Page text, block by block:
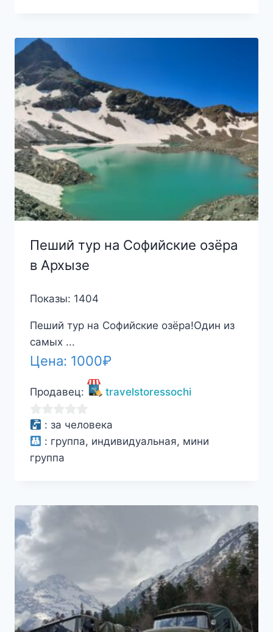
Пеший тур на Софийские озёра
в Архызе
Показы: 1404
Пеший тур на Софийские озёра!Один из
самых ...
Цена: 1000₽
Продавец: travelstoressochi
0
из
5
: за человека
: группа, индивидуальная, мини
группа